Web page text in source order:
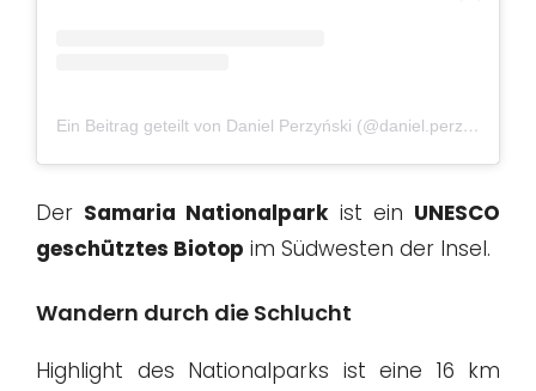
Ein Beitrag geteilt von Daniel Perzyński (@daniel.perzynski)
Der Samaria Nationalparkist ein UNESCO
geschütztes Biotop im Südwesten der Insel.
Wandern durch die Schlucht
Highlight des Nationalparks ist eine 16 km